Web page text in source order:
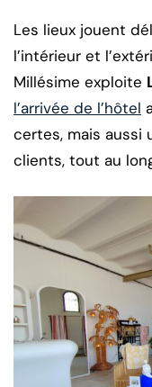
Les lieux jouent
l’intérieur et
Millésime exploite
l’arrivée de l’hôtel
certes, mais aussi
clients, tout au